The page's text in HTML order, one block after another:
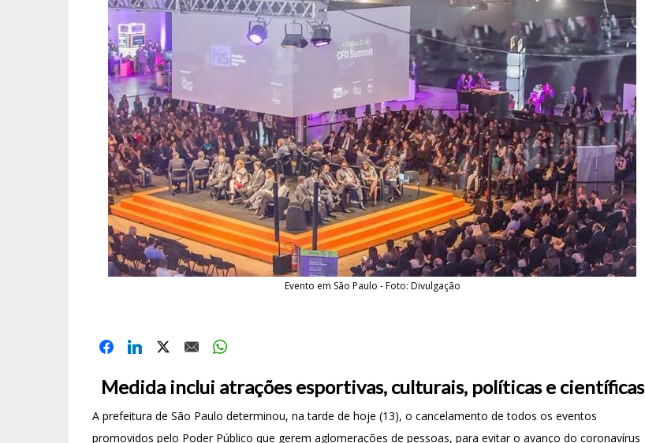
Evento em São Paulo - Foto: Divulgação
Medida inclui atrações esportivas, culturais, políticas e científicas
A prefeitura de São Paulo determinou, na tarde de hoje (13), o cancelamento de todos os eventos
promovidos pelo Poder Público que gerem aglomerações de pessoas, para evitar o avanço do coronavírus